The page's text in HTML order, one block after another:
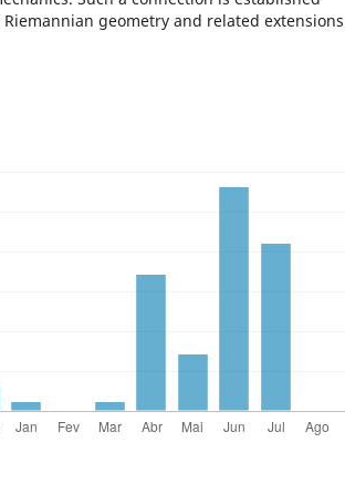
geometry and related extensions